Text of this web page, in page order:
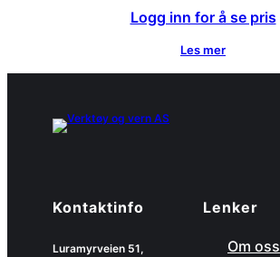
Logg inn for å se pris
Les mer
Kontaktinfo
Luramyrveien 51,
Lenker
Om oss